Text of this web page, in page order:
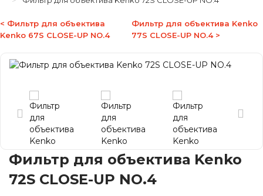
< Фильтр для объектива
Kenko 67S CLOSE-UP NO.4
Фильтр для объектива Kenko
77S CLOSE-UP NO.4 >
Фильтр для объектива Kenko
72S CLOSE-UP NO.4